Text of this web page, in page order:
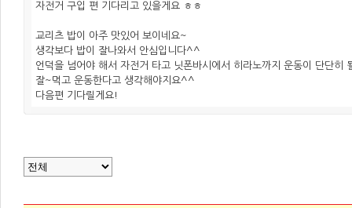
자전거 구입 편 기다리고 있을게요 ㅎㅎ
교리츠 밥이 아주 맛있어 보이네요~
생각보다 밥이 잘나와서 안심입니다^^
언덕을 넘어야 해서 자전거 타고 닛폰바시에서 히라노까지 운동이 단단히
잘~먹고 운동한다고 생각해야지요^^
다음편 기다릴게요!